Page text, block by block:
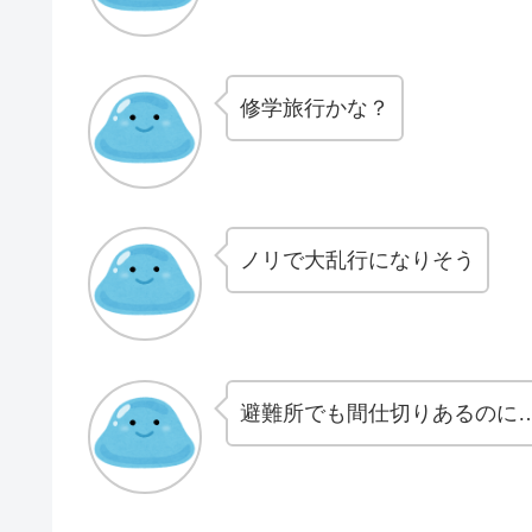
修学旅行かな？
ノリで大乱行になりそう
避難所でも間仕切りあるのに